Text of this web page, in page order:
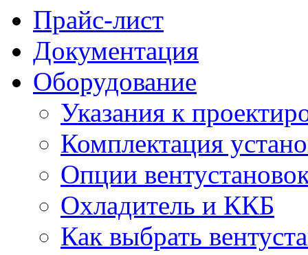
Прайс-лист
Документация
Оборудование
Указания к
Комплектация
Опции
Охладитель и ККБ
Как выбрать